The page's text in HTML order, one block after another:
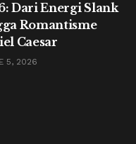
Dari Energi Slank
Romantisme
Caesar
5, 2026